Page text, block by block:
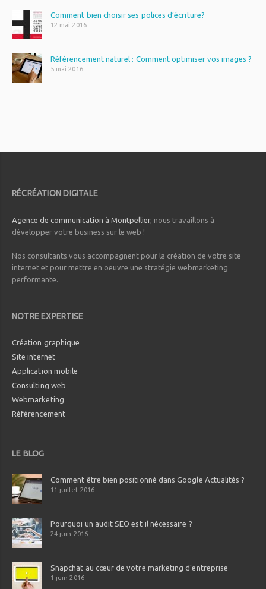
Comment bien choisir ses polices d’écriture?
12 mai 2016
Référencement naturel : Comment optimiser vos images ?
5 mai 2016
RÉCRÉATION DIGITALE
Agence de communication à Montpellier, nous travaillons à
développer votre business sur le web !
Nos consultants vous accompagnent pour la création de votre site
internet et pour mettre en oeuvre une stratégie webmarketing
performante.
NOTRE EXPERTISE
Création graphique
Site internet
Application mobile
Consulting web
Webmarketing
Référencement
LE BLOG
Comment être bien positionné dans Google Actualités ?
11 juillet 2016
Pourquoi un audit SEO est-il nécessaire ?
24 juin 2016
Snapchat au cœur de votre marketing d’entreprise
1 juin 2016